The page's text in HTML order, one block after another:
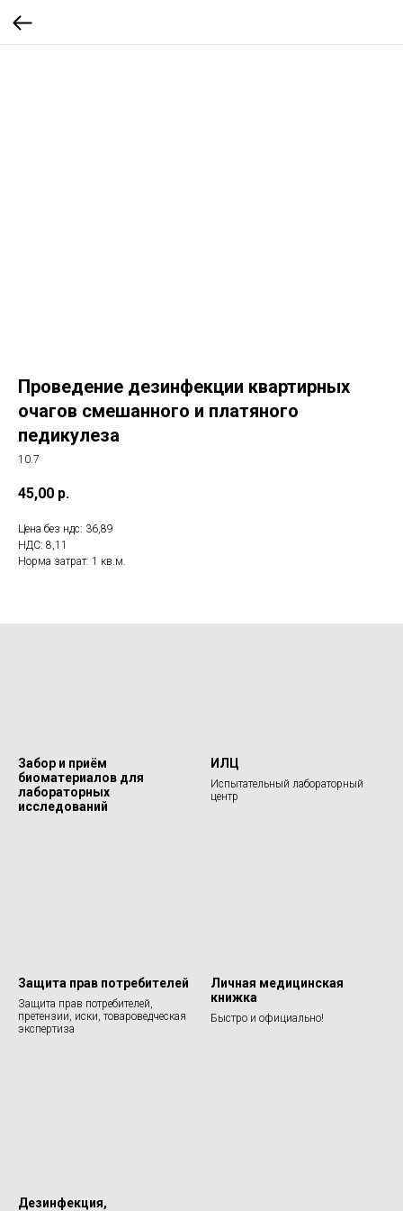
Проведение дезинфекции квартирных
очагов смешанного и платяного
педикулеза
10.7
45,00 р.
Цена без ндс: 36,89
НДС: 8,11
Норма затрат: 1 кв.м.
Забор и приём
биоматериалов для
лабораторных
исследований
ИЛЦ
Испытательный лабораторный
центр
Защита прав потребителей
Защита прав потребителей,
претензии, иски, товароведческая
экспертиза
Личная медицинская
книжка
Быстро и официально!
Дезинфекция,